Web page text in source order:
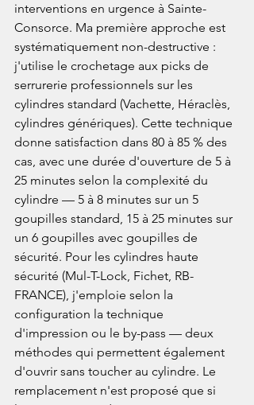
interventions en urgence à Sainte-
Consorce. Ma première approche est
systématiquement non-destructive :
j'utilise le crochetage aux picks de
serrurerie professionnels sur les
cylindres standard (Vachette, Héraclès,
cylindres génériques). Cette technique
donne satisfaction dans 80 à 85 % des
cas, avec une durée d'ouverture de 5 à
25 minutes selon la complexité du
cylindre — 5 à 8 minutes sur un 5
goupilles standard, 15 à 25 minutes sur
un 6 goupilles avec goupilles de
sécurité. Pour les cylindres haute
sécurité (Mul-T-Lock, Fichet, RB-
FRANCE), j'emploie selon la
configuration la technique
d'impression ou le by-pass — deux
méthodes qui permettent également
d'ouvrir sans toucher au cylindre. Le
remplacement n'est proposé que si